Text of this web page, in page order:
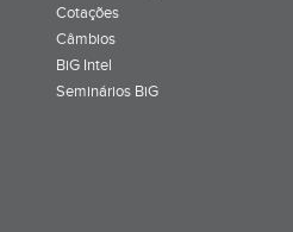
Cotações
Câmbios
BiG Intel
Seminários BiG